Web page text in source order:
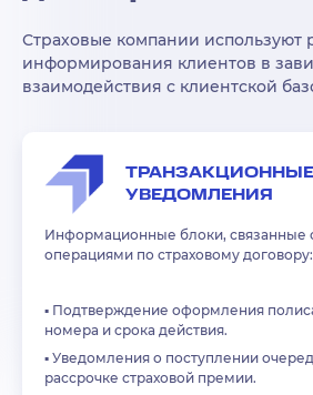
Страховые компании используют
информирования клиентов в
взаимодействия с клиентской
ТРАНЗАКЦИОННЫЕ
УВЕДОМЛЕНИЯ
Информационные блоки, связанные
операциями по страховому договору:
▪️ Подтверждение оформления
номера и срока действия.
▪️ Уведомления о поступлении
рассрочке страховой премии.